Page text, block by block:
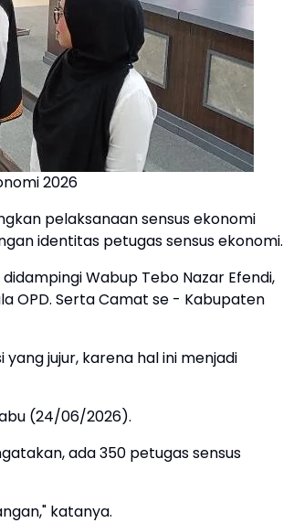
2026
pelaksanaan sensus ekonomi
identitas petugas sensus ekonomi.
Wabup Tebo Nazar Efendi,
OPD. Serta Camat se - Kabupaten
jujur, karena hal ini menjadi
(24/06/2026).
ada 350 petugas sensus
katanya.